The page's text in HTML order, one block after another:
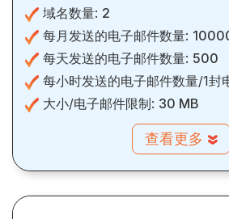
域名数量: 2
每月发送的电子邮件数量:
每天发送的电子邮件数量: 500
每小时发送的电子邮件数量/1封
大小/电子邮件限制: 30 MB
查看更多